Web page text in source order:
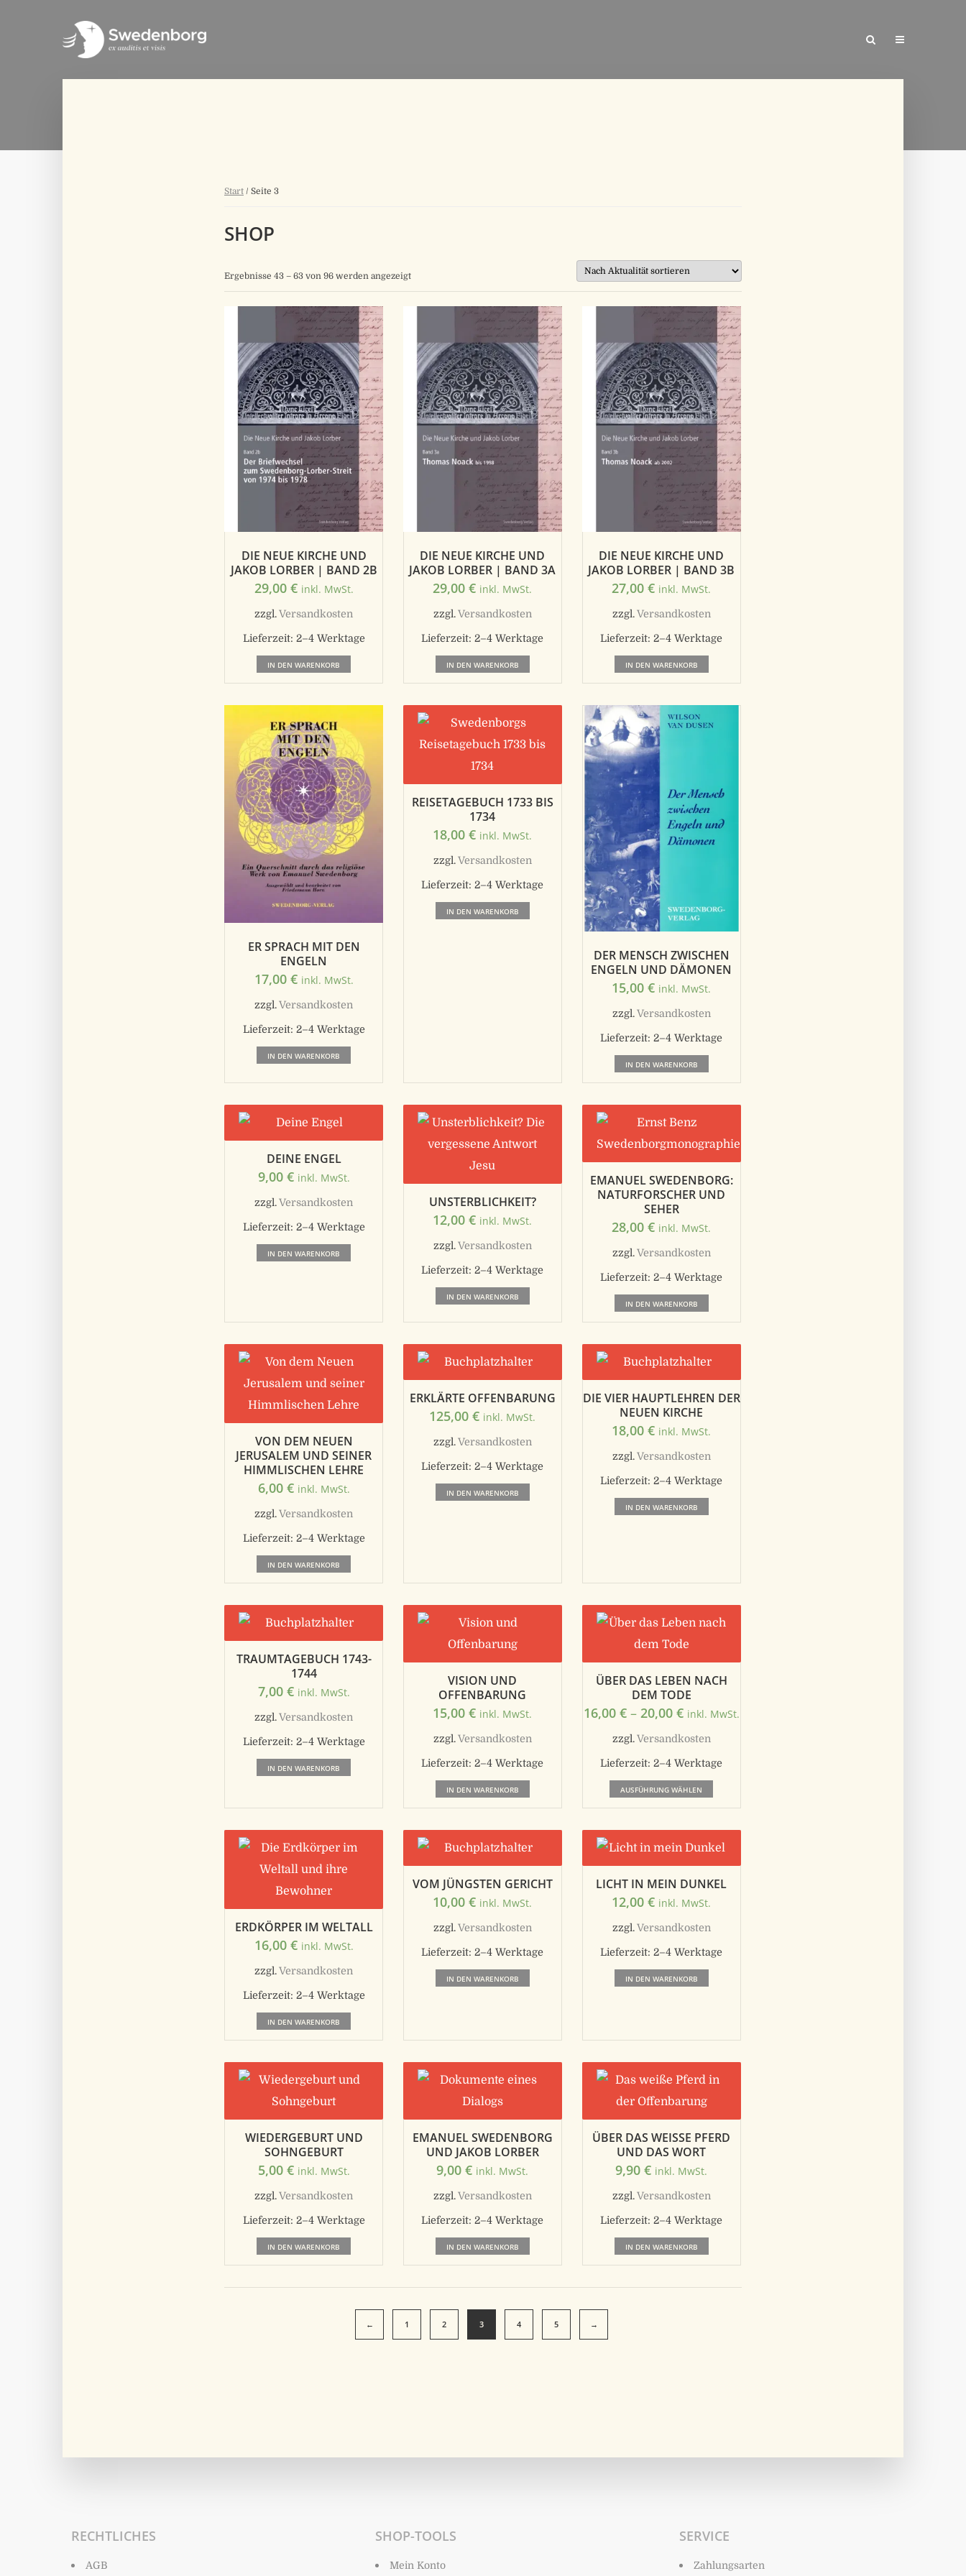
Start / Seite 3
SHOP
Ergebnisse 43 – 63 von 96 werden angezeigtNach
Aktualität
sortiert
DIE NEUE KIRCHE UND
JAKOB LORBER | BAND 2B
29,00 € inkl. MwSt.
zzgl.Versandkosten
Lieferzeit: 2–4 Werktage
IN DEN WARENKORB
DIE NEUE KIRCHE UND
JAKOB LORBER | BAND 3A
29,00€ inkl. MwSt.
zzgl.Versandkosten
Lieferzeit:2–4 Werktage
IN DEN WARENKORB
DIE NEUE KIRCHE UND
JAKOB LORBER | BAND 3B
27,00€ inkl. MwSt.
zzgl.Versandkosten
Lieferzeit:2–4 Werktage
IN DEN WARENKORB
ER SPRACH MIT DEN
ENGELN
17,00 € inkl. MwSt.
zzgl.Versandkosten
Lieferzeit: 2–4 Werktage
IN DEN WARENKORB
REISETAGEBUCH 1733 BIS
1734
18,00€ inkl. MwSt.
zzgl.Versandkosten
Lieferzeit:2–4 Werktage
IN DEN WARENKORB
DER MENSCH ZWISCHEN
ENGELN UND DÄMONEN
15,00€ inkl. MwSt.
zzgl.Versandkosten
Lieferzeit:2–4 Werktage
IN DEN WARENKORB
DEINE ENGEL
9,00 € inkl. MwSt.
zzgl.Versandkosten
Lieferzeit: 2–4 Werktage
IN DEN WARENKORB
UNSTERBLICHKEIT?
12,00€ inkl. MwSt.
zzgl.Versandkosten
Lieferzeit:2–4 Werktage
IN DEN WARENKORB
EMANUEL SWEDENBORG:
NATURFORSCHER UND
SEHER
28,00€ inkl. MwSt.
zzgl.Versandkosten
Lieferzeit:2–4 Werktage
IN DEN WARENKORB
VON DEM NEUEN
JERUSALEM UND SEINER
HIMMLISCHEN LEHRE
6,00 € inkl. MwSt.
zzgl.Versandkosten
Lieferzeit: 2–4 Werktage
IN DEN WARENKORB
ERKLÄRTE OFFENBARUNG
125,00€ inkl. MwSt.
zzgl.Versandkosten
Lieferzeit:2–4 Werktage
IN DEN WARENKORB
DIE VIER HAUPTLEHREN DER
NEUEN KIRCHE
18,00€ inkl. MwSt.
zzgl.Versandkosten
Lieferzeit:2–4 Werktage
IN DEN WARENKORB
TRAUMTAGEBUCH 1743-
1744
7,00 € inkl. MwSt.
zzgl.Versandkosten
Lieferzeit: 2–4 Werktage
IN DEN WARENKORB
VISION UND
OFFENBARUNG
15,00€ inkl. MwSt.
zzgl.Versandkosten
Lieferzeit:2–4 Werktage
IN DEN WARENKORB
ÜBER DAS LEBEN NACH
DEM TODE
16,00 €– 20,00 € inkl. MwSt.
zzgl.Versandkosten
Lieferzeit:2–4 Werktage
AUSFÜHRUNG WÄHLEN
Produkt
weist
mehrere
können
werden
ERDKÖRPER IM WELTALL
16,00 € inkl. MwSt.
zzgl.Versandkosten
Lieferzeit: 2–4 Werktage
IN DEN WARENKORB
VOM JÜNGSTEN GERICHT
10,00€ inkl. MwSt.
zzgl.Versandkosten
Lieferzeit:2–4 Werktage
IN DEN WARENKORB
LICHT IN MEIN DUNKEL
12,00€ inkl. MwSt.
zzgl.Versandkosten
Lieferzeit:2–4 Werktage
IN DEN WARENKORB
WIEDERGEBURT UND
SOHNGEBURT
5,00 € inkl. MwSt.
zzgl.Versandkosten
Lieferzeit: 2–4 Werktage
IN DEN WARENKORB
EMANUEL SWEDENBORG
UND JAKOB LORBER
9,00€ inkl. MwSt.
zzgl.Versandkosten
Lieferzeit:2–4 Werktage
IN DEN WARENKORB
ÜBER DAS WEISSE PFERD U
ND DAS WORT
9,90€ inkl. MwSt.
zzgl.Versandkosten
Lieferzeit:2–4 Werktage
IN DEN WARENKORB
← 1 2 3 4 5 →
RECHTLICHES
AGB
SHOP-TOOLS
Mein Konto
SERVICE
Zahlungsarten